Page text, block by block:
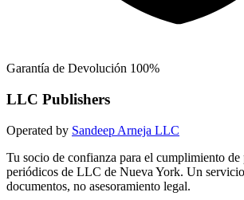
Garantía de Devolución 100%
LLC Publishers
Operated by Sandeep Arneja LLC
Tu socio de confianza para el cumplimiento de
periódicos de LLC de Nueva York. Un
documentos, no asesoramiento legal.